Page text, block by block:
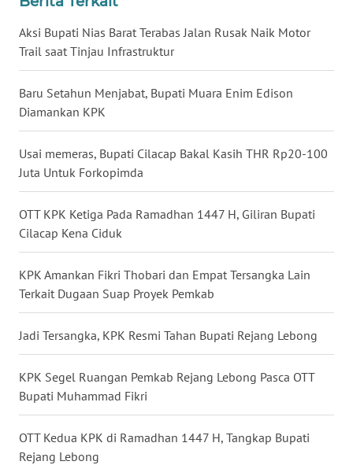
Aksi Bupati Nias Barat Terabas Jalan Rusak Naik Motor
Trail saat Tinjau Infrastruktur
Baru Setahun Menjabat, Bupati Muara Enim Edison
Diamankan KPK
Usai memeras, Bupati Cilacap Bakal Kasih THR Rp20-100
Juta Untuk Forkopimda
OTT KPK Ketiga Pada Ramadhan 1447 H, Giliran Bupati
Cilacap Kena Ciduk
KPK Amankan Fikri Thobari dan Empat Tersangka Lain
Terkait Dugaan Suap Proyek Pemkab
Jadi Tersangka, KPK Resmi Tahan Bupati Rejang Lebong
KPK Segel Ruangan Pemkab Rejang Lebong Pasca OTT
Bupati Muhammad Fikri
OTT Kedua KPK di Ramadhan 1447 H, Tangkap Bupati
Rejang Lebong
NUSANTARA
JOGJA
WN
JATIM
WN
BALI
WN
KALBAR
WN
KALTARA
KALSEL